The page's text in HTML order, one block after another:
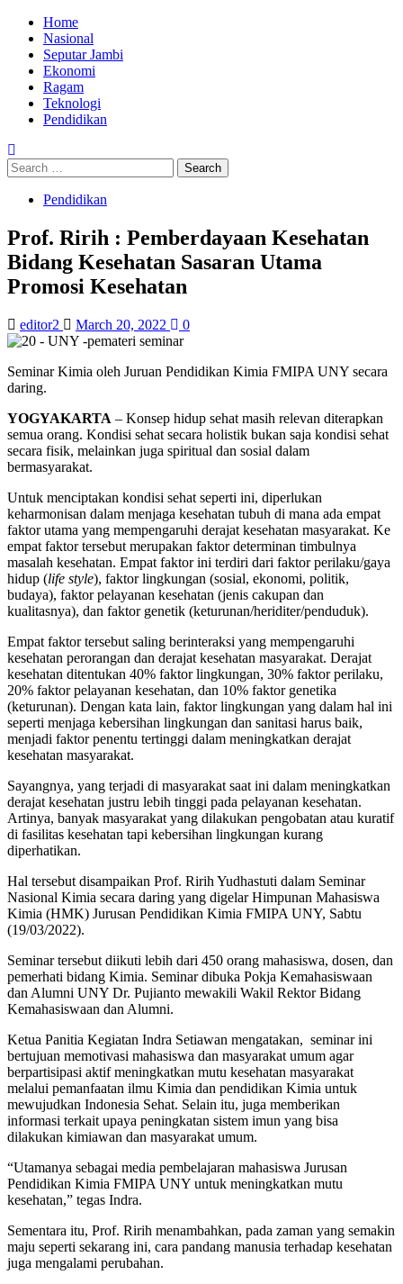
Skip
content
Primary
Menu
Home
Nasional
Seputar Jambi
Ekonomi
Ragam
Teknologi
Pendidikan
Search
for:
Pendidikan
Prof. Ririh : Pemberdayaan Kesehatan
Bidang Kesehatan Sasaran Utama
Promosi Kesehatan
editor2 March 20, 2022 0
Seminar Kimia oleh Juruan Pendidikan Kimia FMIPA UNY secara
daring.
YOGYAKARTA – Konsep hidup sehat masih relevan diterapkan
semua orang. Kondisi sehat secara holistik bukan saja kondisi sehat
secara fisik, melainkan juga spiritual dan sosial dalam
bermasyarakat.
Untuk menciptakan kondisi sehat seperti ini, diperlukan
keharmonisan dalam menjaga kesehatan tubuh di mana ada empat
faktor utama yang mempengaruhi derajat kesehatan masyarakat. Ke
empat faktor tersebut merupakan faktor determinan timbulnya
masalah kesehatan. Empat faktor ini terdiri dari faktor perilaku/gaya
hidup (life style), faktor lingkungan (sosial, ekonomi, politik,
budaya), faktor pelayanan kesehatan (jenis cakupan dan
kualitasnya), dan faktor genetik (keturunan/heriditer/penduduk).
Empat faktor tersebut saling berinteraksi yang mempengaruhi
kesehatan perorangan dan derajat kesehatan masyarakat. Derajat
kesehatan ditentukan 40% faktor lingkungan, 30% faktor perilaku,
20% faktor pelayanan kesehatan, dan 10% faktor genetika
(keturunan). Dengan kata lain, faktor lingkungan yang dalam hal ini
seperti menjaga kebersihan lingkungan dan sanitasi harus baik,
menjadi faktor penentu tertinggi dalam meningkatkan derajat
kesehatan masyarakat.
Sayangnya, yang terjadi di masyarakat saat ini dalam meningkatkan
derajat kesehatan justru lebih tinggi pada pelayanan kesehatan.
Artinya, banyak masyarakat yang dilakukan pengobatan atau kuratif
di fasilitas kesehatan tapi kebersihan lingkungan kurang
diperhatikan.
Hal tersebut disampaikan Prof. Ririh Yudhastuti dalam Seminar
Nasional Kimia secara daring yang digelar Himpunan Mahasiswa
Kimia (HMK) Jurusan Pendidikan Kimia FMIPA UNY, Sabtu
(19/03/2022).
Seminar tersebut diikuti lebih dari 450 orang mahasiswa, dosen, dan
pemerhati bidang Kimia. Seminar dibuka Pokja Kemahasiswaan
dan Alumni UNY Dr. Pujianto mewakili Wakil Rektor Bidang
Kemahasiswaan dan Alumni.
Ketua Panitia Kegiatan Indra Setiawan mengatakan, seminar ini
bertujuan memotivasi mahasiswa dan masyarakat umum agar
berpartisipasi aktif meningkatkan mutu kesehatan masyarakat
melalui pemanfaatan ilmu Kimia dan pendidikan Kimia untuk
mewujudkan Indonesia Sehat. Selain itu, juga memberikan
informasi terkait upaya peningkatan sistem imun yang bisa
dilakukan kimiawan dan masyarakat umum.
“Utamanya sebagai media pembelajaran mahasiswa Jurusan
Pendidikan Kimia FMIPA UNY untuk meningkatkan mutu
kesehatan,” tegas Indra.
Sementara itu, Prof. Ririh menambahkan, pada zaman yang semakin
maju seperti sekarang ini, cara pandang manusia terhadap kesehatan
juga mengalami perubahan.